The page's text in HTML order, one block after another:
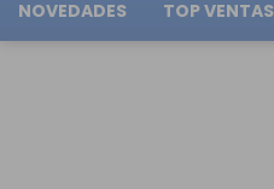
Tu pedido puede ser enviado en
NOVEDADES TOP VENTAS